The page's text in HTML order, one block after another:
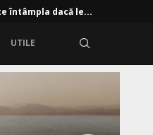
întâmpla dacă le...
UTILE